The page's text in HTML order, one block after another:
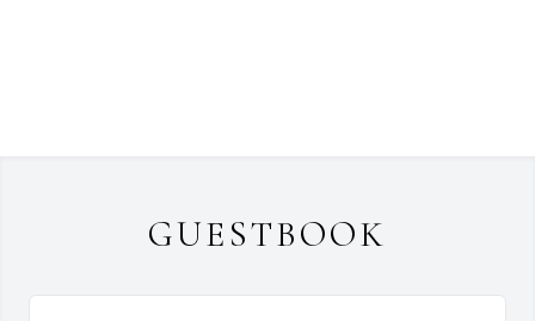
GUESTBOOK